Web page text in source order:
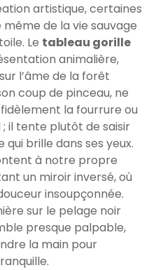
artistique, certaines
de la vie sauvage
Le tableau gorille
animalière,
l’âme de la forêt
coup de pinceau, ne
la fourrure ou
il tente plutôt de saisir
brille dans ses yeux.
à notre propre
un miroir inversé, où
insoupçonnée.
sur le pelage noir
presque palpable,
la main pour